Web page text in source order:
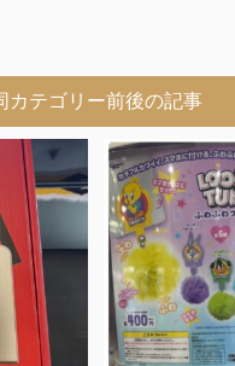
カテゴリー前後の記事